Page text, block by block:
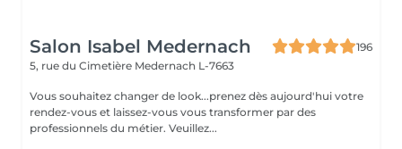
Salon Isabel Medernach
196
5, rue du Cimetière Medernach L-7663
Vous souhaitez changer de look...prenez dès aujourd'hui votre
rendez-vous et laissez-vous vous transformer par des
professionnels du métier. Veuillez...